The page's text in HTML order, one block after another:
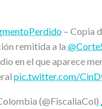
– Copia
remitida a la
en el que aparece
pic.twitter.com/
(@FiscaliaCol)